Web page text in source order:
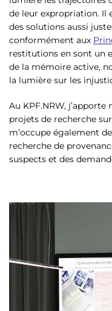
de leur expropriation. Il
des solutions aussi
conformément aux
restitutions en sont un
de la mémoire active,
la lumière sur les
Au KPF.NRW,
projets de recherche
m’occupe également
recherche de
suspects et des